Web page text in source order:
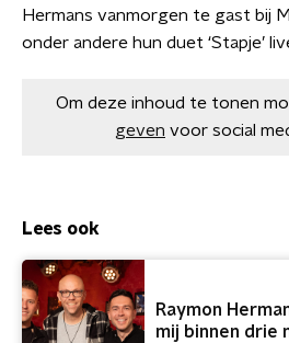
Hermans vanmorgen te gast bij
onder andere hun duet ‘Stapje’
Om deze inhoud te tonen
geven voor social
Lees ook
Raymon
mij binnen drie